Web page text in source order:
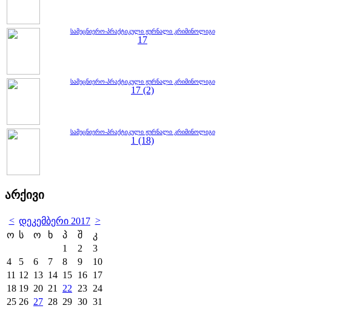
სამეცნიერო-პრაქტიკული ჟურნალი კრიმინოლიგი
17
სამეცნიერო-პრაქტიკული ჟურნალი კრიმინოლიგი
17 (2)
სამეცნიერო-პრაქტიკული ჟურნალი კრიმინოლიგი
1 (18)
არქივი
< დეკემბერი 2017 >
ო ს ო ხ პ შ
კ
1
2
3
4
5 6 7 8 9
10
11 12 13 14 15 16 17
18 19 20 21 22 23 24
25 26 27 28 29 30 31